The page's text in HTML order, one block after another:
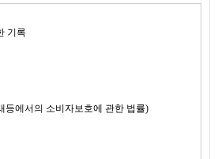
기록
등에서의 소비자보호에 관한 법률)